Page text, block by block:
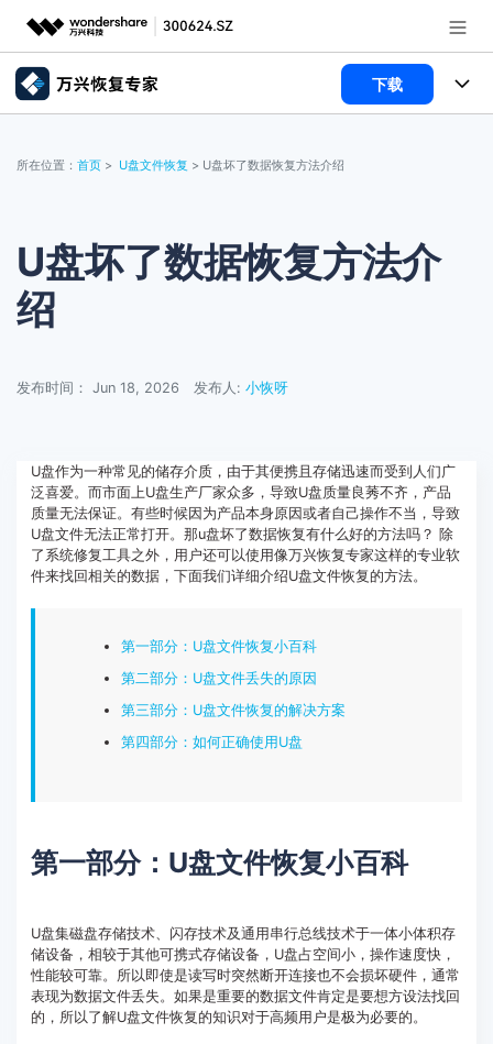
推荐产品
实用工具
关于万兴
客服热线：4000-300624
下载
文件修复
电脑数据恢复
破损文件修复
文章资讯
电脑数据恢复
服务与支持
联系我们
所在位置： 首页 > U盘文件恢复 > U盘坏了数据恢复方法介绍
U盘坏了数据恢复方法介
绍
发布时间： Jun 18, 2026 发布人: 小恢呀
U盘作为一种常见的储存介质，由于其便携且存储迅速而受到人们广
泛喜爱。而市面上U盘生产厂家众多，导致U盘质量良莠不齐，产品
质量无法保证。有些时候因为产品本身原因或者自己操作不当，导致
U盘文件无法正常打开。那u盘坏了数据恢复有什么好的方法吗？ 除
了系统修复工具之外，用户还可以使用像万兴恢复专家这样的专业软
件来找回相关的数据，下面我们详细介绍U盘文件恢复的方法。
第一部分：U盘文件恢复小百科
第二部分：U盘文件丢失的原因
第三部分：U盘文件恢复的解决方案
第四部分：如何正确使用U盘
第一部分：U盘文件恢复小百科
U盘集磁盘存储技术、闪存技术及通用串行总线技术于一体小体积存
储设备，相较于其他可携式存储设备，U盘占空间小，操作速度快，
性能较可靠。所以即使是读写时突然断开连接也不会损坏硬件，通常
表现为数据文件丢失。如果是重要的数据文件肯定是要想方设法找回
的，所以了解U盘文件恢复的知识对于高频用户是极为必要的。